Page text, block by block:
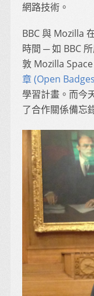
網路技術。
BBC 與 Mozilla
時間 ─ 如 BBC
敦 Mozilla
章 (Open
學習計畫。而今
了合作關係備忘